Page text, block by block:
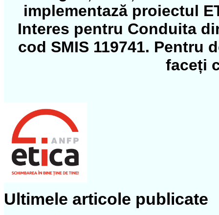
implementază proiectul
Interes pentru Conduita
cod SMIS 119741.
faceți
Ultimele articole publicate